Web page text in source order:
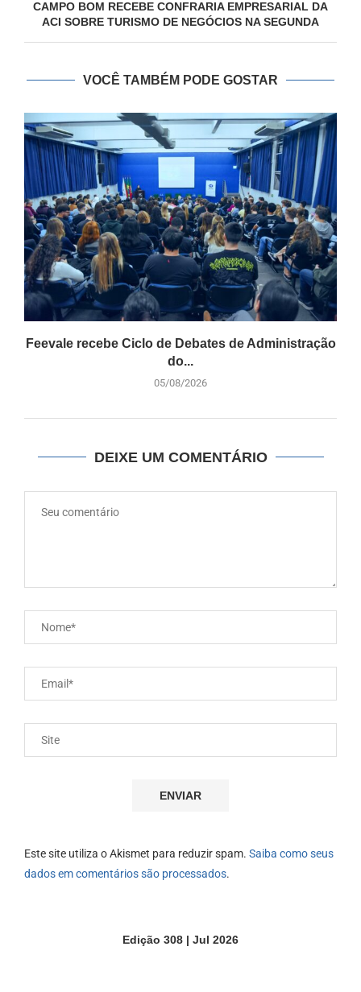
CAMPO BOM RECEBE CONFRARIA EMPRESARIAL DA
ACI SOBRE TURISMO DE NEGÓCIOS NA SEGUNDA
VOCÊ TAMBÉM PODE GOSTAR
Feevale recebe Ciclo de Debates de Administração
do...
05/08/2026
DEIXE UM COMENTÁRIO
Este site utiliza o Akismet para reduzir spam. Saiba como seus
dados em comentários são processados.
Edição 308 | Jul 2026